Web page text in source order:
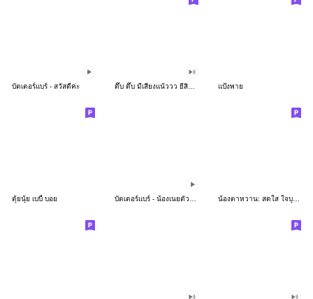
บัตเตอร์แบร์ - สวัสดีค่ะ แป้งพาย
ตุ้ยนุ้ย เบบี้ บอย น้องตาหวาน: สดใส ใจบุญ (สีพาสเทล)